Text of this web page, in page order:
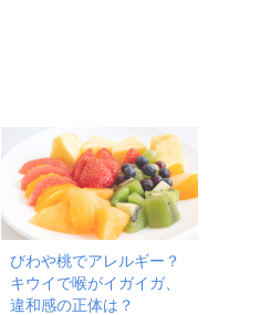
びわや桃でアレルギー？
キウイで喉がイガイガ、
違和感の正体は？